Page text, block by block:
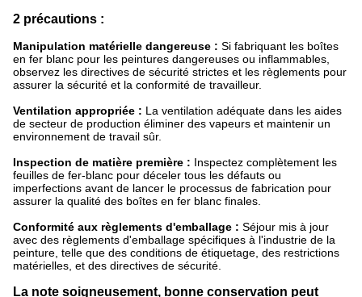
2 précautions :
Manipulation matérielle dangereuse : Si fabriquant les boîtes
en fer blanc pour les peintures dangereuses ou inflammables,
observez les directives de sécurité strictes et les règlements pour
assurer la sécurité et la conformité de travailleur.
Ventilation appropriée : La ventilation adéquate dans les aides
de secteur de production éliminer des vapeurs et maintenir un
environnement de travail sûr.
Inspection de matière première : Inspectez complètement les
feuilles de fer-blanc pour déceler tous les défauts ou
imperfections avant de lancer le processus de fabrication pour
assurer la qualité des boîtes en fer blanc finales.
Conformité aux règlements d'emballage : Séjour mis à jour
avec des règlements d'emballage spécifiques à l'industrie de la
peinture, telle que des conditions de étiquetage, des restrictions
matérielles, et des directives de sécurité.
La note soigneusement, bonne conservation peut